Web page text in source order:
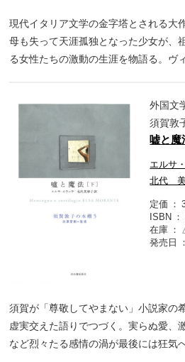
現代イタリア文学の金字塔とされる大
母も失って天涯孤独となった少女が、
る女性たちの激動の生涯を物語る。ヴ
外国文
須賀敦
嘘と
エルサ
北代
定価
ISBN
在庫
発売日
須賀が「尊敬してやまない」小説家の
虚実交えた語りでつづく。実らぬ愛、
など烈々たる感情の渦が最後には狂気